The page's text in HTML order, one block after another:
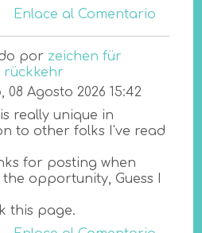
Enlace al Comentario
por zeichen für
rückkehr
08 Agosto 2026 15:42
really unique in
to other folks I've read
for posting when
opportunity, Guess I
this page.